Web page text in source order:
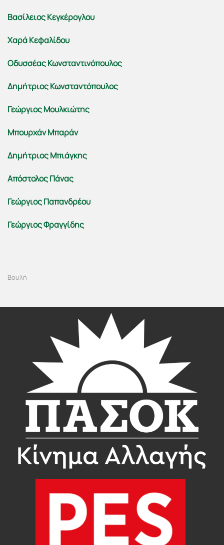
Βασίλειος Κεγκέρογλου
Χαρά Κεφαλίδου
Οδυσσέας Κωνσταντινόπουλος
Δημήτριος Κωνσταντόπουλος
Γεώργιος Μουλκιώτης
Μπουρχάν Μπαράν
Δημήτριος Μπιάγκης
Απόστολος Πάνας
Γεώργιος Παπανδρέου
Γεώργιος Φραγγίδης
Βουλή